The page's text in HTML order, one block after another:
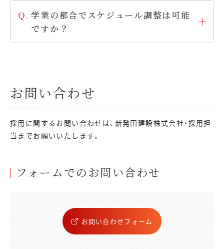
学業の都合でスケジュール調整は可能
ですか？
お問い合わせ
採用に関するお問い合わせは、新発田建設株式会社・採用担
当までお願いいたします。
フォームでのお問い合わせ
お問い合わせフォーム